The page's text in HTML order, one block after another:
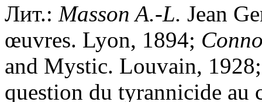
Лит.: Masson A.-L. Jean
œuvres. Lyon, 1894;
and Mystic. Louvain,
question du tyrannicide au